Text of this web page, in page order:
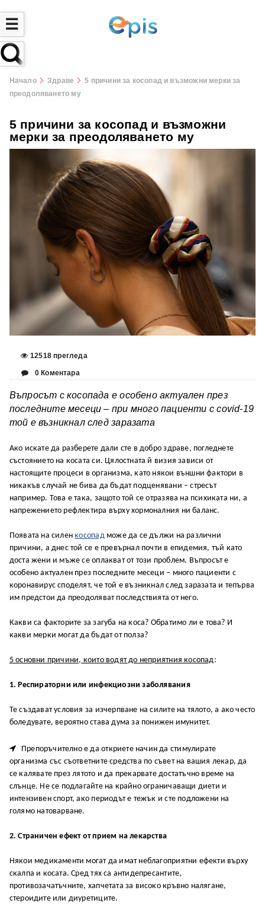
☰
Начало Здраве
5 причини за косопад и възможни мерки за
преодоляването му
5 причини за косопад и възможни
мерки за преодоляването му
12518 прегледа
0 Коментара
Въпросът с косопада е особено актуален през
последните месеци – при много пациенти с covid-19
той е възникнал след заразата
Ако искате да разберете дали сте в добро здраве, погледнете
състоянието на косата си. Цялостната й визия зависи от
настоящите процеси в организма, като някои външни фактори в
никакъв случай не бива да бъдат подценявани – стресът
например. Това е така, защото той се отразява на психиката ни, а
напрежението рефлектира върху хормоналния ни баланс.
Появата на силенкосопадможе да се дължи на различни
причини, а днес той се е превърнал почти в епидемия, тъй като
доста жени и мъже се оплакват от този проблем. Въпросът е
особено актуален през последните месеци – много пациенти с
коронавирус споделят, че той е възникнал след заразата и тепърва
им предстои да преодоляват последствията от него.
Какви са факторите за загуба на коса? Обратимо ли е това? И
какви мерки могат да бъдат от полза?
5 основни причини, които водят до неприятния косопад:
1. Респираторни или инфекциозни заболявания
Те създават условия за изчерпване на силите на тялото, а ако често
боледувате, вероятно става дума за понижен имунитет.

Препоръчително е да откриете начин да стимулирате
организма със съответните средства по съвет на вашия лекар, да
се калявате през лятото и да прекарвате достатъчно време на
слънце. Не се подлагайте на крайно ограничаващи диети и
интензивен спорт, ако периодът е тежък и сте подложени на
голямо натоварване.
2. Страничен ефект от прием на лекарства
Някои медикаменти могат да имат неблагоприятни ефекти върху
скалпа и косата. Сред тях са антидепресантите,
противозачатъчните, хапчетата за високо кръвно налягане,
стероидите или диуретиците.